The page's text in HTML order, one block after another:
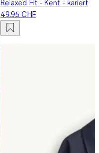
Relaxed Fit - Kent - kariert
49.95 CHF